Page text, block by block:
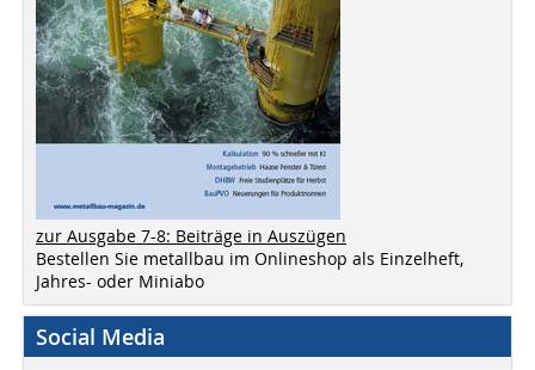
zur Ausgabe 7-8: Beiträge in Auszügen
Bestellen Sie metallbau im Onlineshop als Einzelheft,
Jahres- oder Miniabo
Social Media